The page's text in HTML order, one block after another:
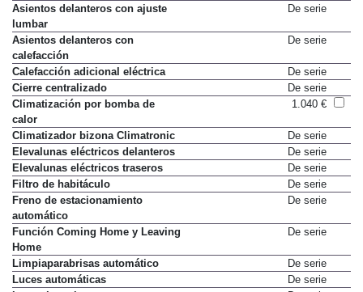
Asientos delanteros con ajuste
lumbar
De serie
Asientos delanteros con
calefacción
De serie
Calefacción adicional eléctrica
De serie
Cierre centralizado
De serie
Climatización por bomba de
calor
1.040 €
Climatizador bizona Climatronic
De serie
Elevalunas eléctricos delanteros
De serie
Elevalunas eléctricos traseros
De serie
Filtro de habitáculo
De serie
Freno de estacionamiento
automático
De serie
Función Coming Home y Leaving
Home
De serie
Limpiaparabrisas automático
De serie
Luces automáticas
De serie